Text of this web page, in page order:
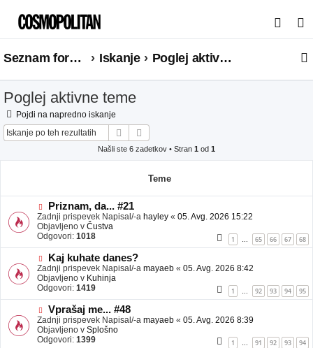
s
a
Seznam forumov Iskanje Poglej aktivne teme
Poglej aktivne teme
Pojdi na napredno iskanje
Iskanje
Našli ste 6 zadetkov • Stran 1 od 1
Teme
N
o
v
e
b
a
v
e
Priznam, da... #21
Zadnji prispevek Napisal/-a hayley « 05. Avg. 2026 15:22
Objavljeno v Čustva
Odgovori: 1018 1 … 65 66 67 68
N
o
v
e
b
a
v
e
Kaj kuhate danes?
Zadnji prispevek Napisal/-a mayaeb « 05. Avg. 2026 8:42
Objavljeno v Kuhinja
Odgovori: 1419 1 … 92 93 94 95
N
o
v
e
Vprašaj me... #48
Zadnji prispevek Napisal/-a mayaeb « 05. Avg. 2026 8:39
Objavljeno v Splošno
Odgovori: 1399 1 91 92 93 94